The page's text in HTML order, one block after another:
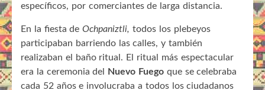
específicos, por comerciantes de larga distancia.
En la fiesta deOchpaniztli, todos los plebeyos
participaban barriendo las calles, y también
realizaban el baño ritual. El ritual más espectacular
era la ceremonia del
Nuevo Fuego que se celebraba
cada 52 años e involucraba a todos los ciudadanos